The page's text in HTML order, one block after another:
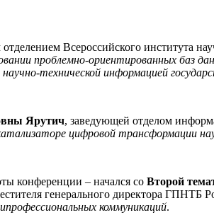
Всероссийского института
проблемно-ориентированных баз
технической информацией
Ярутич, заведующей отделом
цифровой трансформации
конференции – начался со Второй
генерального директора ГПНТБ
коммуникаций.